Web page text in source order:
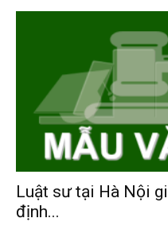
Luật sư tại Hà Nội
định...